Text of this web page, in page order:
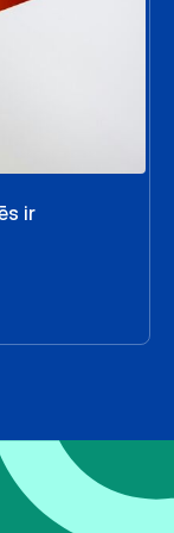
ir